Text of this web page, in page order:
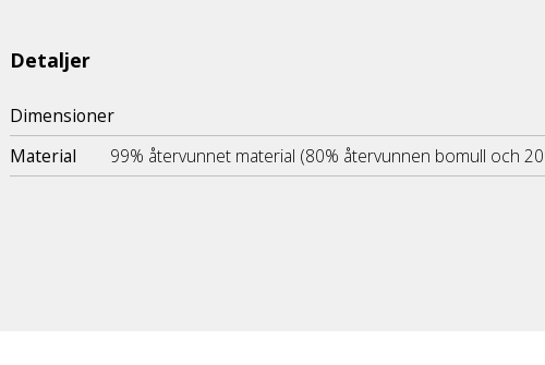
Detaljer
Dimensioner
Material
99% återvunnet material (80% återvunnen bomull och